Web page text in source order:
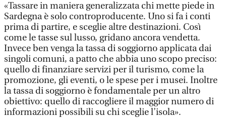
«Tassare in maniera generalizzata chi mette piede in
Sardegna è solo controproducente. Uno si fa i conti
prima di partire, e sceglie altre destinazioni. Così
come le tasse sul lusso, gridano ancora vendetta.
Invece ben venga la tassa di soggiorno applicata dai
singoli comuni, a patto che abbia uno scopo preciso:
quello di finanziare servizi per il turismo, come la
promozione, gli eventi, o le spese per i musei. Inoltre
la tassa di soggiorno è fondamentale per un altro
obiettivo: quello di raccogliere il maggior numero di
informazioni possibili su chi sceglie l’isola».